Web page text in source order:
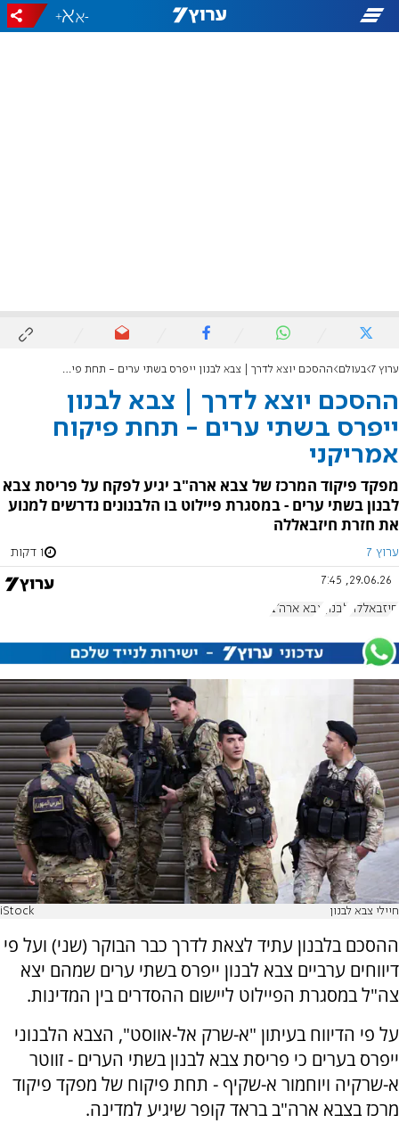
-
+
ערוץ 7 בעולם ההסכם יוצא לדרך | צבא לבנון ייפרס בשתי ערים - תחת פיקוח אמריקני
ההסכם יוצא לדרך | צבא לבנון
ייפרס בשתי ערים - תחת פיקוח
אמריקני
מפקד פיקוד המרכז של צבא ארה"ב יגיע לפקח על פריסת צבא
לבנון בשתי ערים - במסגרת פיילוט בו הלבנונים נדרשים למנוע
את חזרת חיזבאללה
ערוץ 7 1 דקות
29.06.26, 7:45
חיזבאללה לבנון צבא ארה"ב
חיילי צבא לבנון iStock
ההסכם בלבנון עתיד לצאת לדרך כבר הבוקר (שני) ועל פי
דיווחים ערביים צבא לבנון ייפרס בשתי ערים שמהם יצא
צה"ל במסגרת הפיילוט ליישום ההסדרים בין המדינות.
על פי הדיווח בעיתון "א-שרק אל-אווסט", הצבא הלבנוני
ייפרס בערים כי פריסת צבא לבנון בשתי הערים - זווטר
א-שרקיה ויוחמור א-שקיף - תחת פיקוח של מפקד פיקוד
מרכז בצבא ארה"ב בראד קופר שיגיע למדינה.